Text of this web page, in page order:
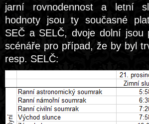
jarní rovnodennost a letní
hodnoty jsou ty současné
SEČ a SELČ, dvoje dolní jsou
scénáře pro případ, že by byl
resp. SELČ: